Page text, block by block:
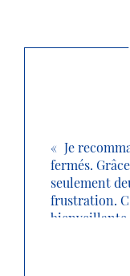
Je
fermés.
seulement
frustration.
bienveillante,